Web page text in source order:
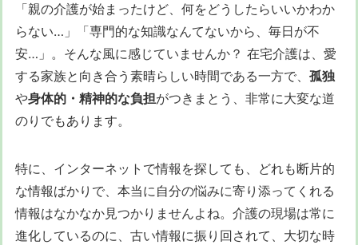
「親の介護が始まったけど、何をどうしたらいいかわか
らない…」「専門的な知識なんてないから、毎日が不
安…」。そんな風に感じていませんか？ 在宅介護は、愛
する家族と向き合う素晴らしい時間である一方で、 孤独
や身体的・精神的な負担がつきまとう、非常に大変な道
のりでもあります。
特に、インターネットで情報を探しても、どれも断片的
な情報ばかりで、本当に自分の悩みに寄り添ってくれる
情報はなかなか見つかりませんよね。介護の現場は常に
進化しているのに、古い情報に振り回されて、大切な時